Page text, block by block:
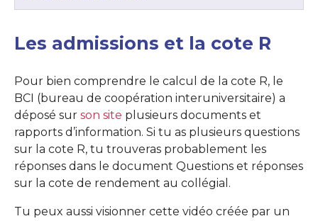
Les admissions et la cote R
Pour bien comprendre le calcul de la cote R, le
BCI (bureau de coopération interuniversitaire) a
déposé sur son site plusieurs documents et
rapports d’information. Si tu as plusieurs questions
sur la cote R, tu trouveras probablement les
réponses dans le document Questions et réponses
sur la cote de rendement au collégial.
Tu peux aussi visionner cette vidéo créée par un